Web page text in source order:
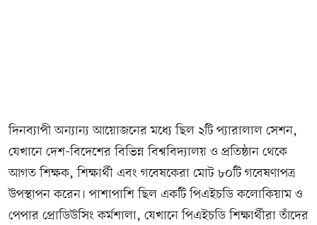
দিনব্যাপী অন্যান্য আয়োজনের মধ্যে ছিল ২টি প্যারালাল সেশন,
যেখানে দেশ-বিদেশের বিভিন্ন বিশ্ববিদ্যালয় ও প্রতিষ্ঠান থেকে
আগত শিক্ষক, শিক্ষার্থী এবং গবেষকেরা মোট ৮০টি গবেষণাপত্র
উপস্থাপন করেন। পাশাপাশি ছিল একটি পিএইচডি কলোকিয়াম ও
পেপার প্রোডিউসিং কর্মশালা, যেখানে পিএইচডি শিক্ষার্থীরা তাঁদের